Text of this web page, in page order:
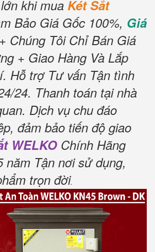
khi mua Két Sắt
Bảo Giá Gốc 100%, Giá
Chúng Tôi Chỉ Bán Giá
+ Giao Hàng Và Lắp
. Hỗ trợ Tư vấn Tận tình
24. Thanh toán tại nhà
Dịch vụ chu đáo
đảm bảo tiến độ giao
WELKO Chính Hãng
năm Tận nơi sử dụng,
trọn đời.